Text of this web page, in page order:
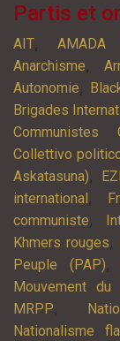
Partis et
AIT,
Anarchisme,
Autonomie,
Brigades
Communistes
Collettivo
Askatasuna),
international ,
communiste,
Khmers rouges,
Peuple (PAP),
Mouvement
MRPP,
Nationalisme